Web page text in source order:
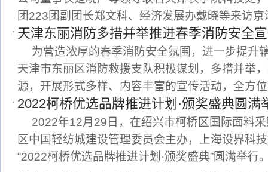
团223团副团长郑文科、经济发展办戴晓等来访京
天津东丽消防多措并举推进春季消防安全
为营造浓厚的春季消防安全氛围，进一步提升
天津市东丽区消防救援支队积极谋划，多措并举
源，开展形式多样、内容丰富的宣传活动，全方
2022柯桥优选品牌推进计划·颁奖盛典圆满
2022年12月29日，在绍兴市柯桥区国际面料
区中国轻纺城建设管理委员会主办，上海设界科
“2022柯桥优选品牌推进计划·颁奖盛典”圆满举行